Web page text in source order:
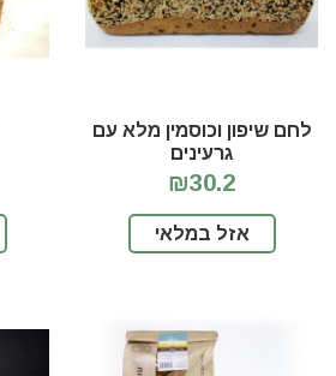
לחם שיפון וכוסמין מלא עם
גרעינים
₪30.2
אזל במלאי